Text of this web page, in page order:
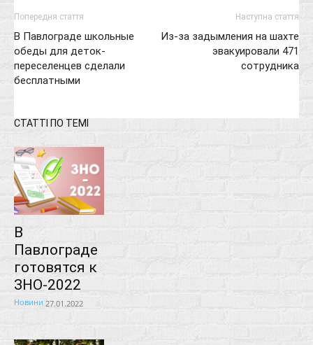
Попередня стаття
В Павлограде школьные
обеды для деток-
переселенцев сделали
бесплатными
Наступна стаття
Из-за задымления на шахте
эвакуировали 471
сотрудника
СТАТТІ ПО ТЕМІ
В
Павлограде
готовятся к
ЗНО-2022
Новини 27.01.2022